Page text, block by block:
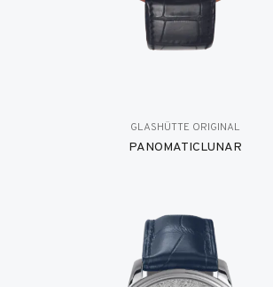
GLASHÜTTE ORIGINAL
PANOMATICLUNAR